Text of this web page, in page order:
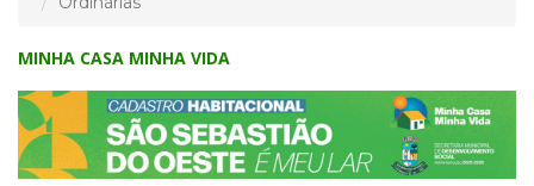
MINHA CASA MINHA VIDA